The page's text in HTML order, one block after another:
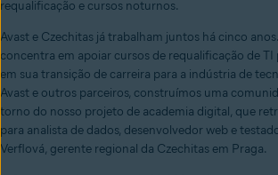
requalificação e cursos noturnos.
Avast e Czechitas já trabalham juntos há cinco
concentra em apoiar cursos de requalificação de TI
em sua transição de carreira para a indústria de
Avast e outros parceiros, construímos uma
torno do nosso projeto de academia digital, que
para analista de dados, desenvolvedor web e
Verflová, gerente regional da Czechitas em Praga.